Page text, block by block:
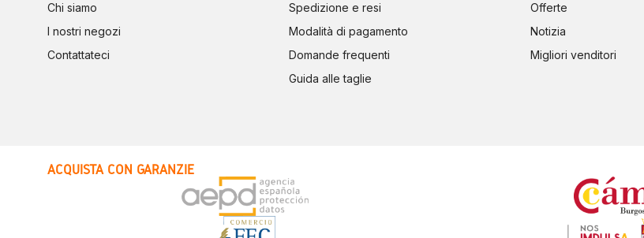
Chi siamo
I nostri negozi
Contattateci
Spedizione e resi
Modalità di pagamento
Domande frequenti
Guida alle taglie
Offerte
Notizia
Migliori venditori
ACQUISTA CON GARANZIE